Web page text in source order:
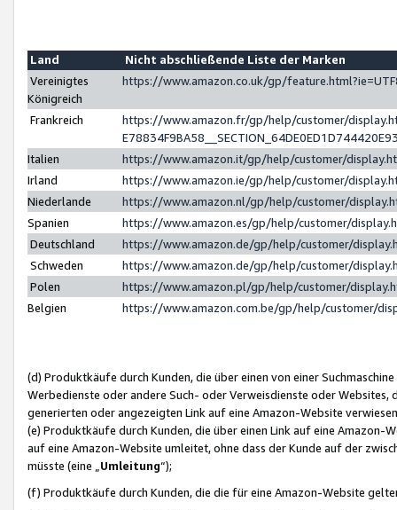
Land
Nicht abschließende Liste der Marken
Vereinigtes
Königreich
https://www.amazon.co.uk/gp/
Frankreich
https://www.amazon.fr/gp/help/customer/
Italien
https://www.amazon.it/gp/help/customer/
Irland
https://www.amazon.ie/gp/help/customer/
Niederlande
https://www.amazon.nl/gp/help/customer/
Spanien
https://www.amazon.es/gp/help/customer/
Deutschland
https://www.amazon.de/gp/help/customer/
Schweden
https://www.amazon.de/gp/help/customer/
Polen
https://www.amazon.pl/gp/help/customer/
Belgien
https://www.amazon.com.be/gp/help/customer/
(d) Produktkäufe durch Kunden, die über einen von einer
Werbedienste oder andere Such- oder Verweisdienste oder Websites,
generierten oder angezeigten Link auf eine Amazon-Website
(e) Produktkäufe durch Kunden, die über einen Link auf eine
auf eine Amazon-Website umleitet, ohne dass der Kunde auf der
müsste (eine „ Umleitung“);
(f) Produktkäufe durch Kunden, die die für eine Amazon-Website